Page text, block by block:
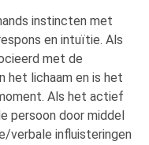
instincten met
en intuïtie. Als
met de
het lichaam en is het
Als het actief
persoon door middel
verbale influisteringen